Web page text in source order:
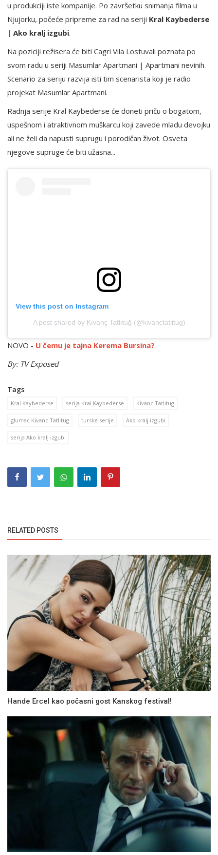
u produkciji iste kompanije. Po završetku snimanja filma u
Njujorku, počeće pripreme za rad na seriji Kral Kaybederse
| Ako kralj izgubi.
Na poziciji režisera će biti Cagri Vila Lostuvali poznata po
svom radu u seriji Masumlar Apartmani | Apartmani nevinih.
Scenario za seriju razvija isti tim scenarista koji je radio
projekat Masumlar Apartmani.
Radnja serije Kral Kaybederse će doneti priču o bogatom,
uspešnom i atraktivnom muškarcu koji zavede mladu devojku
ali ne želi da napusti suprugu i porodičan život. Osveta
njegove supruge će biti užasna...
View this post on Instagram
A post shared by Kıvanç Tatlıtuğ (@kivanctatlitug)
NOVO - U čemu je tajna Kerema Bursina?
By: TV Exposed
Tags
Kral Kaybederse serija Kral Kaybederse Kivanc Tatlitug
glumac Kivanc Tatlitug turske serije Ako kralj izgubi
serija Ako kralj izgubi
RELATED POSTS
Hande Ercel kao počasni gost Kanskog festival!